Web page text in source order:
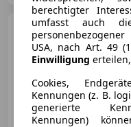
berechtigter
umfasst auch
USA, nach Art. 49
Einwilligung
Cookies,
Kennungen (z. B.
generierte
Kennungen)